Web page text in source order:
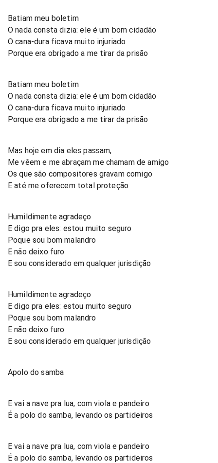
Batiam meu boletim
O nada consta dizia: ele é um bom cidadão
O cana-dura ficava muito injuriado
Porque era obrigado a me tirar da prisão
Batiam meu boletim
O nada consta dizia: ele é um bom cidadão
O cana-dura ficava muito injuriado
Porque era obrigado a me tirar da prisão
Mas hoje em dia eles passam,
Me vêem e me abraçam me chamam de amigo
Os que são compositores gravam comigo
E até me oferecem total proteção
Humildimente agradeço
E digo pra eles: estou muito seguro
Poque sou bom malandro
E não deixo furo
E sou considerado em qualquer jurisdição
Humildimente agradeço
E digo pra eles: estou muito seguro
Poque sou bom malandro
E não deixo furo
E sou considerado em qualquer jurisdição
Apolo do samba
E vai a nave pra lua, com viola e pandeiro
É a polo do samba, levando os partideiros
E vai a nave pra lua, com viola e pandeiro
É a polo do samba, levando os partideiros